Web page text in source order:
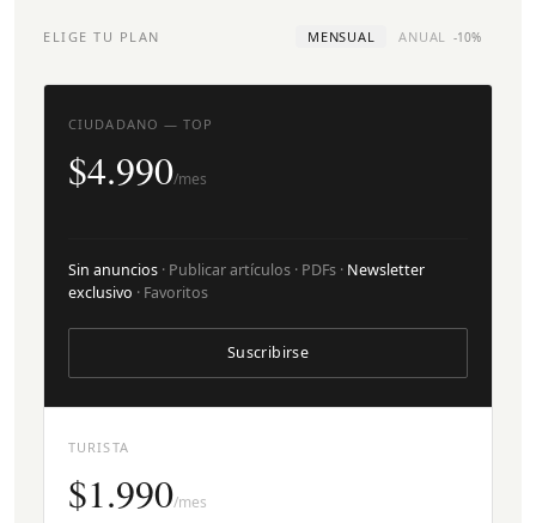
ELIGE TU PLAN MENSUAL ANUAL -10%
TURISTA
$1.990/mes
CIUDADANO — TOP
$4.990/mes
Sin anuncios · Publicar artículos · PDFs · Newsletter
exclusivo · Favoritos
Suscribirse